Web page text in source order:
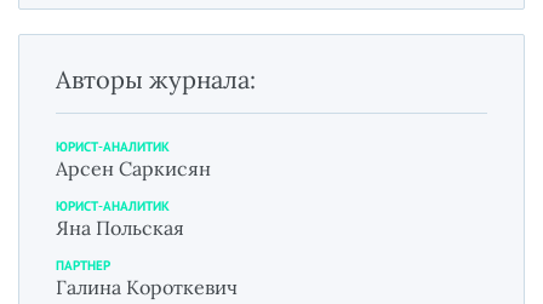
Авторы журнала:
ЮРИСТ-АНАЛИТИК
Арсен Саркисян
ЮРИСТ-АНАЛИТИК
Яна Польская
ПАРТНЕР
Галина Короткевич